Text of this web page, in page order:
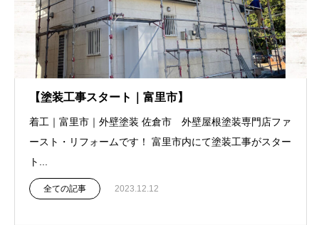
【塗装工事スタート｜富里市】
着工｜富里市｜外壁塗装 佐倉市 外壁屋根塗装専門店ファ
ースト・リフォームです！ 富里市内にて塗装工事がスター
ト...
全ての記事 2023.12.12